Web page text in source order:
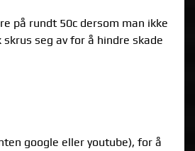
på rundt 50c dersom man ikke
seg av for å hindre skade
google eller youtube), for å